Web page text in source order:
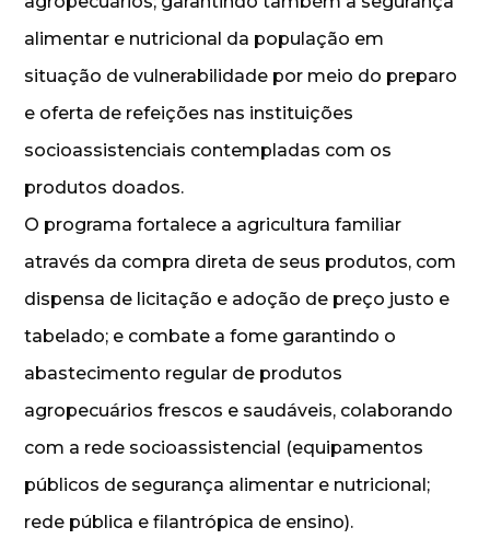
alimentar e nutricional da população em
situação de vulnerabilidade por meio do preparo
e oferta de refeições nas instituições
socioassistenciais contempladas com os
produtos doados.
O programa fortalece a agricultura familiar
através da compra direta de seus produtos, com
dispensa de licitação e adoção de preço justo e
tabelado; e combate a fome garantindo o
abastecimento regular de produtos
agropecuários frescos e saudáveis, colaborando
com a rede socioassistencial (equipamentos
públicos de segurança alimentar e nutricional;
rede pública e filantrópica de ensino).